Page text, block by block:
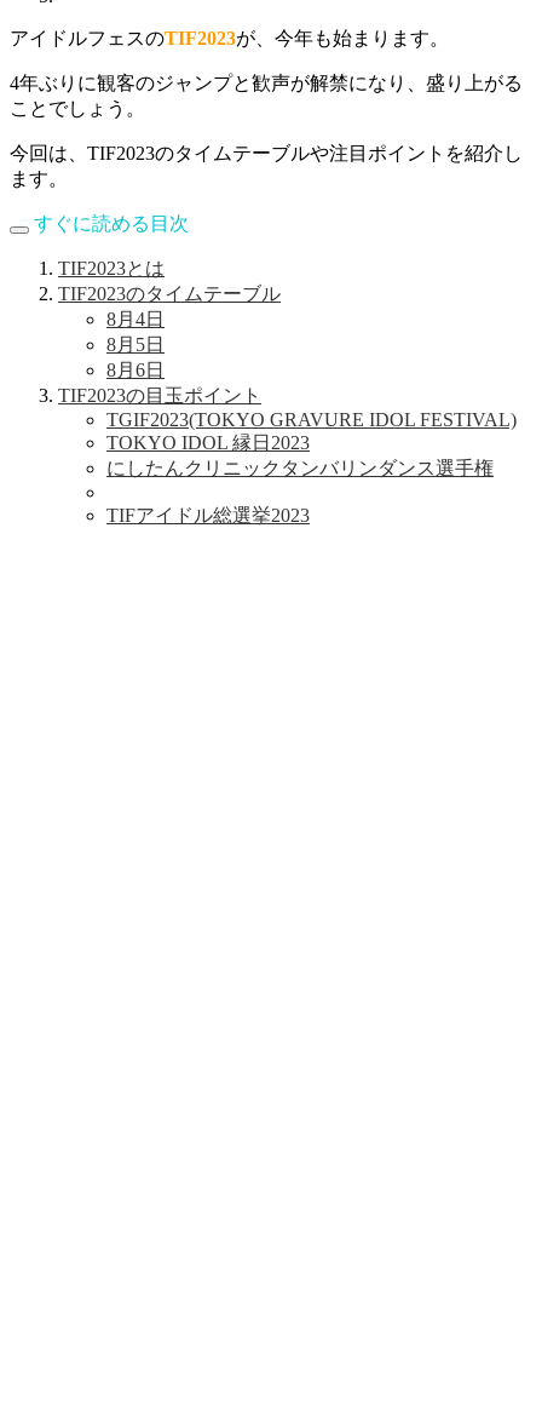
アイドルフェスのTIF2023が、今年も始まります。
4年ぶりに観客のジャンプと歓声が解禁になり、盛り上がる
ことでしょう。
今回は、TIF2023のタイムテーブルや注目ポイントを紹介し
ます。
すぐに読める目次
TIF2023とは
TIF2023のタイムテーブル
8月4日
8月5日
8月6日
TIF2023の目玉ポイント
TGIF2023(TOKYO GRAVURE IDOL FESTIVAL)
TOKYO IDOL 縁日2023
にしたんクリニックタンバリンダンス選手権
TIFアイドル総選挙2023